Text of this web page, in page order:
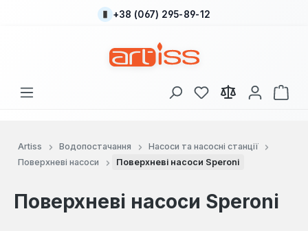
Перейти до основного вмісту
+38 (067) 295-89-12
У вас є 0 у списку
Artiss Водопостачання
Насоси та насосні станції
Поверхневі насоси
Поверхневі насоси Speroni
Поверхневі насоси Speroni